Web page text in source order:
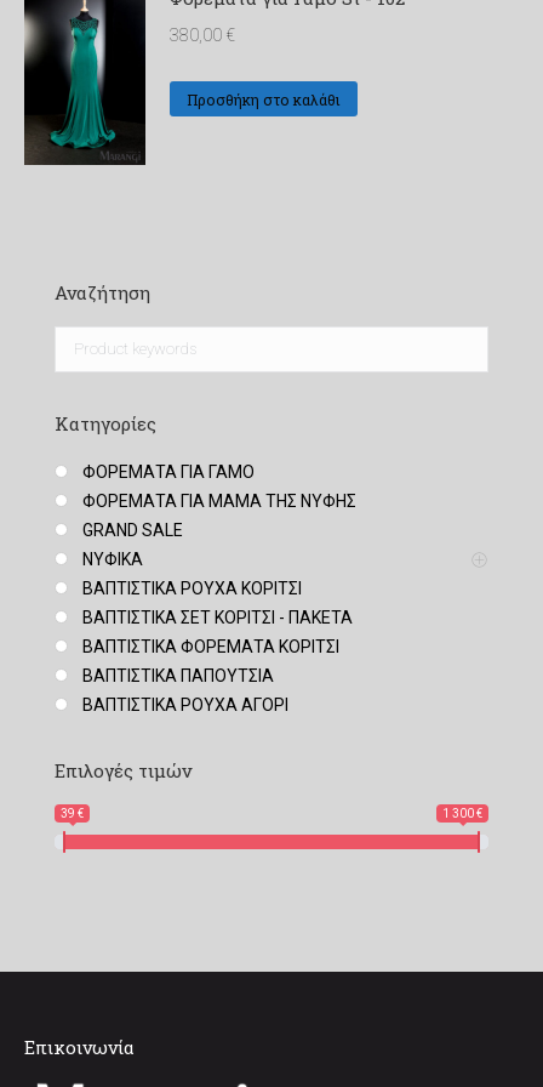
380,00 €
Προσθήκη στο καλάθι
Αναζήτηση
Κατηγορίες
ΦΟΡΕΜΑΤΑ ΓΙΑ ΓΑΜΟ
ΦΟΡΕΜΑΤΑ ΓΙΑ ΜΑΜΑ ΤΗΣ ΝΥΦΗΣ
GRAND SALE
ΝΥΦΙΚΑ
ΒΑΠΤΙΣΤΙΚΑ ΡΟΥΧΑ ΚΟΡΙΤΣΙ
ΒΑΠΤΙΣΤΙΚΑ ΣΕΤ ΚΟΡΙΤΣΙ - ΠΑΚΕΤΑ
ΒΑΠΤΙΣΤΙΚΑ ΦΟΡΕΜΑΤΑ ΚΟΡΙΤΣΙ
ΒΑΠΤΙΣΤΙΚΑ ΠΑΠΟΥΤΣΙΑ
ΒΑΠΤΙΣΤΙΚΑ ΡΟΥΧΑ ΑΓΟΡΙ
Επιλογές τιμών
39 € 1 300 €
Επικοινωνία